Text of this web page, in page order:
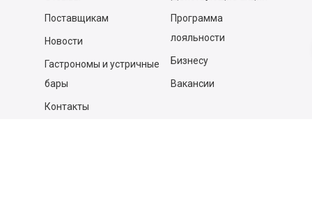
Поставщикам
Новости
Гастрономы и устричные
бары
Контакты
Программа
лояльности
Бизнесу
Вакансии